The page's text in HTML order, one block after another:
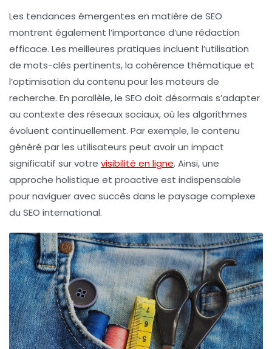
Les tendances émergentes en matière de SEO
montrent également l’importance d’une rédaction
efficace. Les meilleures pratiques incluent l’utilisation
de mots-clés pertinents, la cohérence thématique et
l’optimisation du contenu pour les moteurs de
recherche. En parallèle, le SEO doit désormais s’adapter
au contexte des réseaux sociaux, où les algorithmes
évoluent continuellement. Par exemple, le contenu
généré par les utilisateurs peut avoir un impact
significatif sur votre visibilité en ligne. Ainsi, une
approche holistique et proactive est indispensable
pour naviguer avec succès dans le paysage complexe
du SEO international.